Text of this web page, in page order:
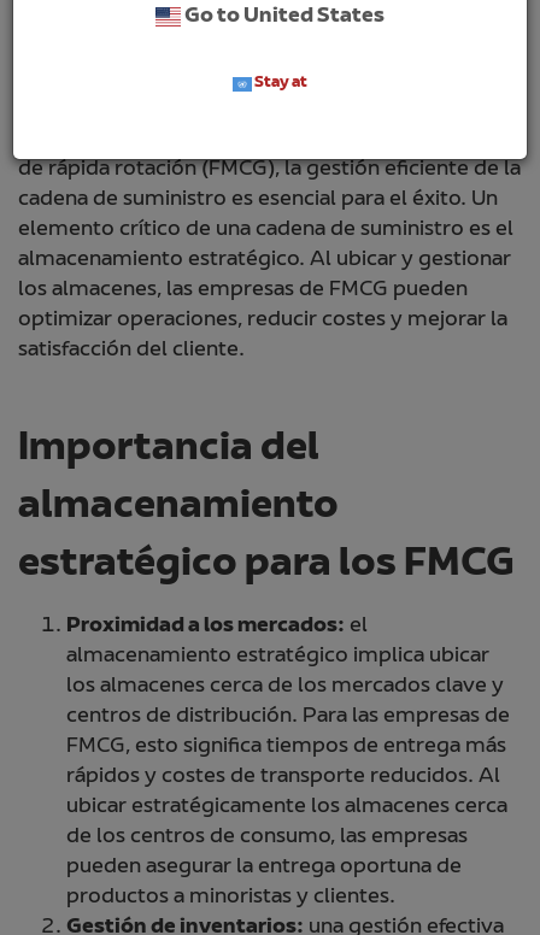
de rápida rotación (FMCG), la gestión eficiente de la
cadena de suministro es esencial para el éxito. Un
elemento crítico de una cadena de suministro es el
almacenamiento estratégico. Al ubicar y gestionar
los almacenes, las empresas de FMCG pueden
optimizar operaciones, reducir costes y mejorar la
satisfacción del cliente.
Importancia del
almacenamiento
estratégico para los FMCG
Proximidad a los mercados: el
almacenamiento estratégico implica ubicar
los almacenes cerca de los mercados clave y
centros de distribución. Para las empresas de
FMCG, esto significa tiempos de entrega más
rápidos y costes de transporte reducidos. Al
ubicar estratégicamente los almacenes cerca
de los centros de consumo, las empresas
pueden asegurar la entrega oportuna de
productos a minoristas y clientes.
Gestión de inventarios: una gestión efectiva
Go to United States
Stay at